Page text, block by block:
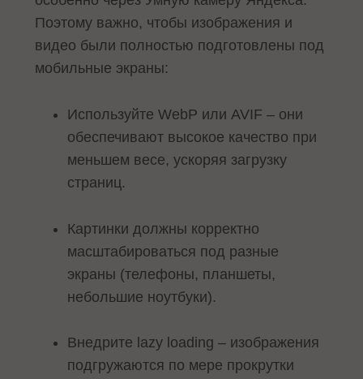
Поэтому важно, чтобы изображения и
видео были полностью подготовлены под
мобильные экраны:
Используйте WebP или AVIF – они
обеспечивают высокое качество при
меньшем весе, ускоряя загрузку
страниц.
Картинки должны корректно
масштабироваться под разные
экраны (телефоны, планшеты,
небольшие ноутбуки).
Внедрите lazy loading – изображения
подгружаются по мере прокрутки